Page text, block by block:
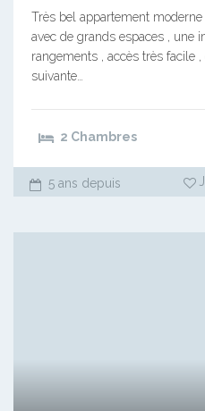
Très bel appartement
avec de grands espaces , une
rangements , accès très facile
suivante…
2 Chambres
5 ans depuis